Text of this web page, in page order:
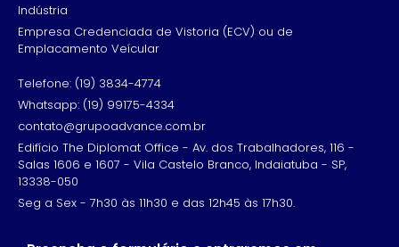
Indústria
Empresa Credenciada de Vistoria (ECV) ou de
Emplacamento Veícular
Telefone: (19) 3834-4774
Whatsapp: (19) 99175-4334
contato@grupoadvance.com.br
Edifício The Diplomat Office - Av. dos Trabalhadores, 116 -
Salas 1606 e 1607 - Vila Castelo Branco, Indaiatuba - SP,
13338-050
Seg a Sex - 7h30 às 11h30 e das 12h45 às 17h30.